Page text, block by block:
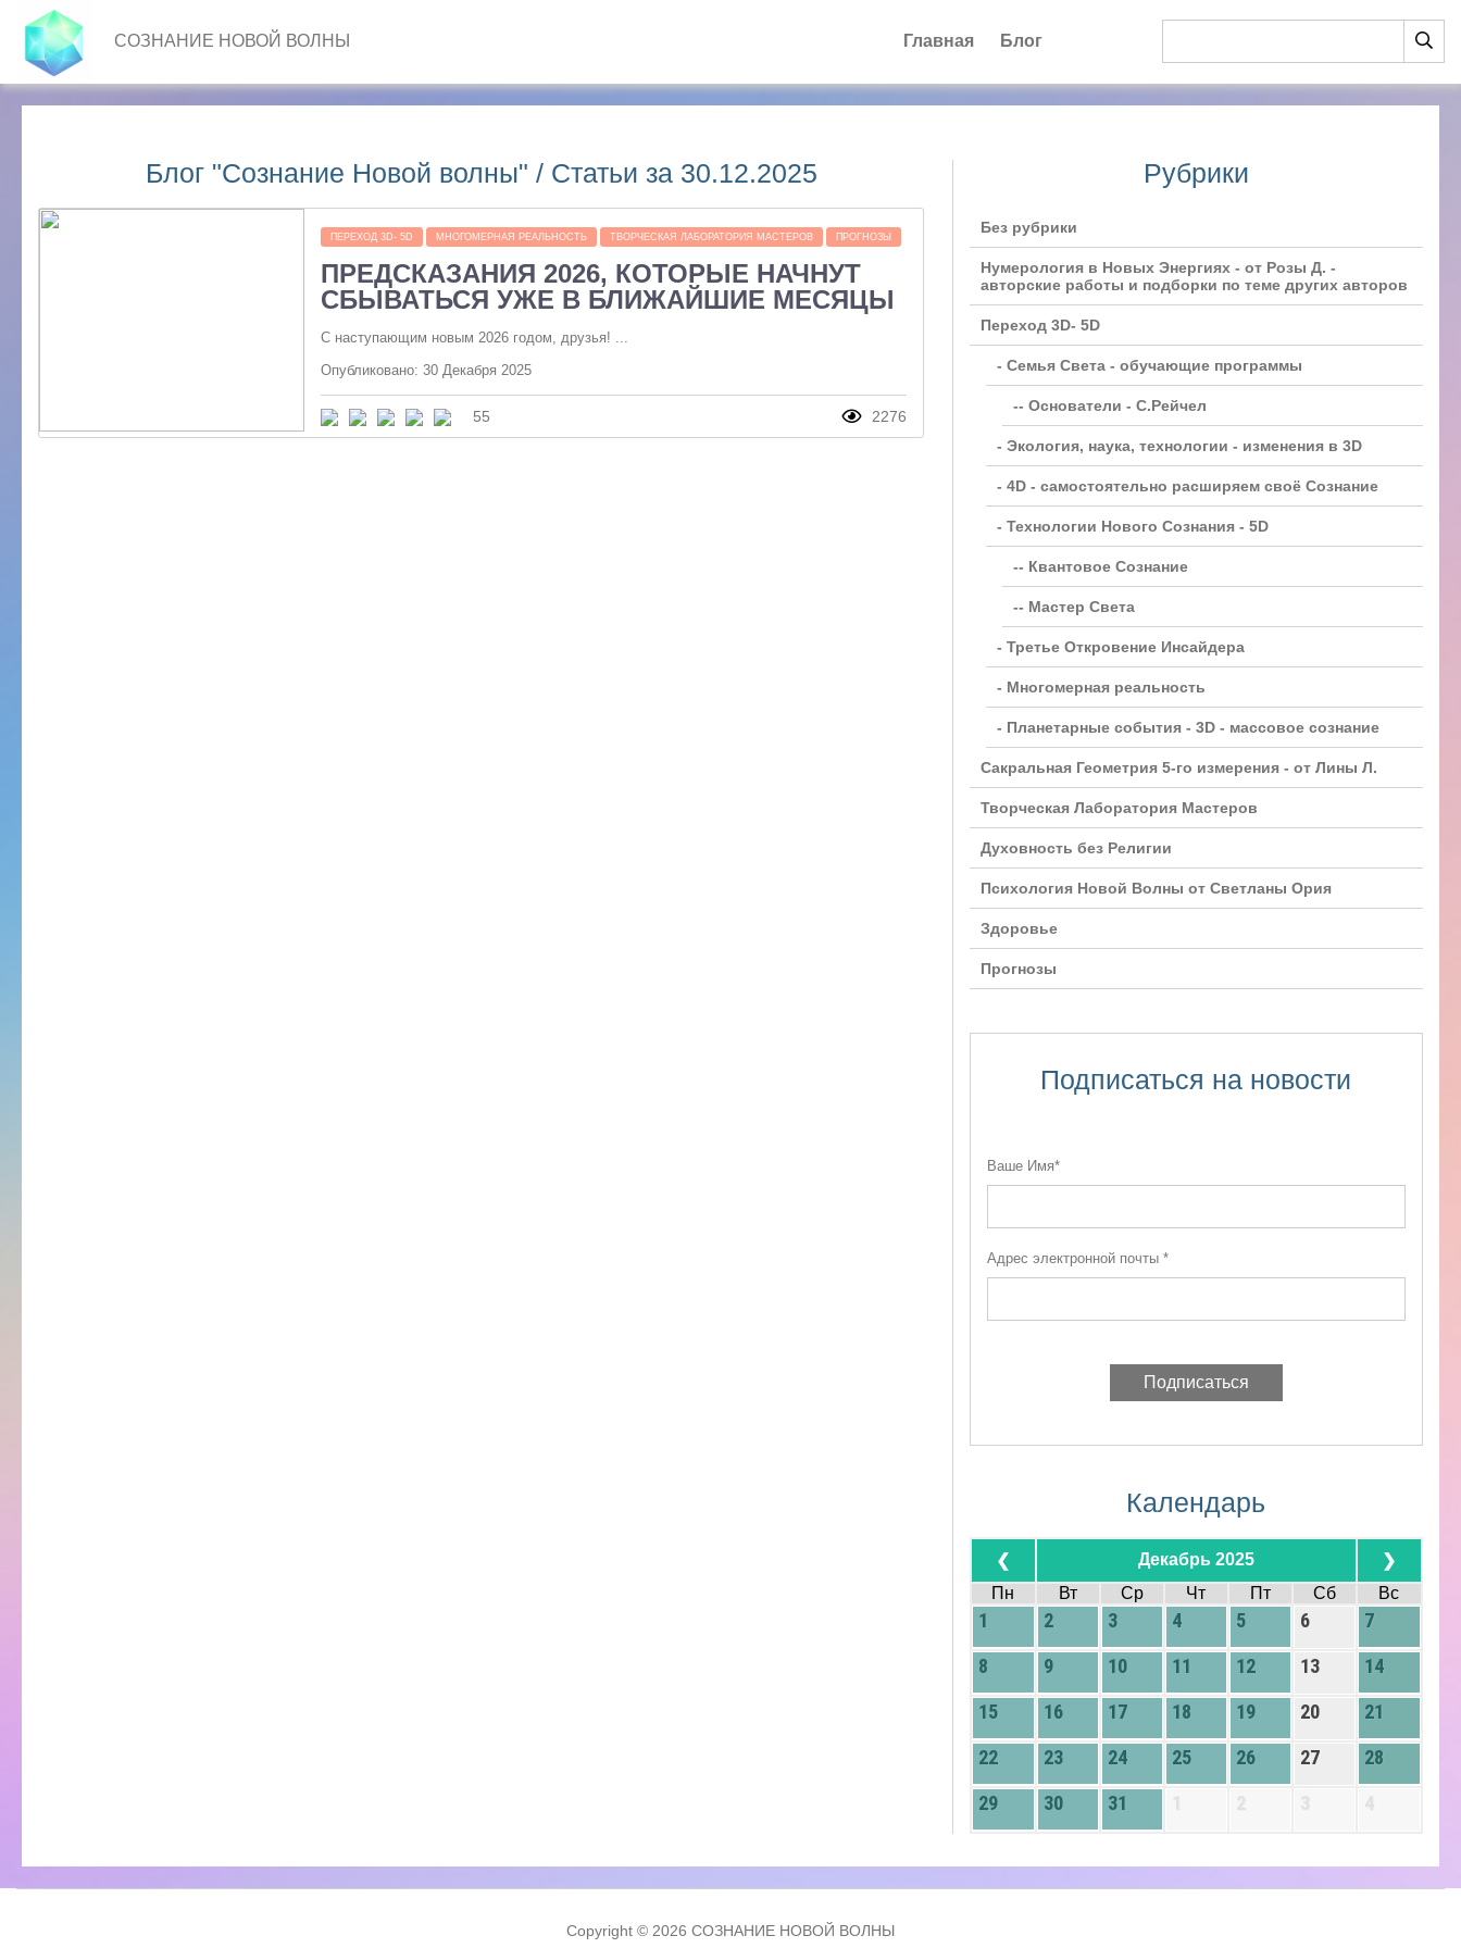
СОЗНАНИЕ НОВОЙ ВОЛНЫ Главная Блог
Блог "Сознание Новой волны" / Статьи за 30.12.2025
ПЕРЕХОД 3D- 5D МНОГОМЕРНАЯ РЕАЛЬНОСТЬ ТВОРЧЕСКАЯ ЛАБОРАТОРИЯ МАСТЕРОВ ПРОГНОЗЫ
ПРЕДСКАЗАНИЯ 2026, КОТОРЫЕ НАЧНУТ
СБЫВАТЬСЯ УЖЕ В БЛИЖАЙШИЕ МЕСЯЦЫ
С наступающим новым 2026 годом, друзья! ...
Опубликовано: 30 Декабря 2025
55 2276
Рубрики
Без рубрики
Нумерология в Новых Энергиях - от Розы Д. -
авторские работы и подборки по теме других авторов
Переход 3D- 5D
- Семья Света - обучающие программы
-- Основатели - С.Рейчел
- Экология, наука, технологии - изменения в 3D
- 4D - самостоятельно расширяем своё Сознание
- Технологии Нового Сознания - 5D
-- Квантовое Сознание
-- Мастер Света
- Третье Откровение Инсайдера
- Многомерная реальность
- Планетарные события - 3D - массовое сознание
Сакральная Геометрия 5-го измерения - от Лины Л.
Творческая Лаборатория Мастеров
Духовность без Религии
Психология Новой Волны от Светланы Ория
Здоровье
Прогнозы
Подписаться на новости
Ваше Имя*
Адрес электронной почты *
Подписаться
Календарь
❮ Декабрь 2025
❯
Пн
Вт Ср Чт Пт Сб Вс
1 2 3 4 5 6
7
8
9 10 11 12 13
14
15
16 17 18 19 20
21
22
23 24 25 26 27
28
29
30 31
Copyright © 2026 СОЗНАНИЕ НОВОЙ ВОЛНЫ